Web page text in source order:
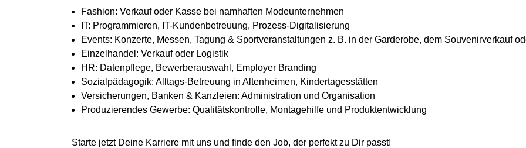
Fashion: Verkauf oder Kasse bei namhaften Modeunternehmen
IT: Programmieren, IT-Kundenbetreuung, Prozess-Digitalisierung
Events: Konzerte, Messen, Tagung & Sportveranstaltungen z. B. in der Garderobe, dem Souvenirverkauf
Einzelhandel: Verkauf oder Logistik
HR: Datenpflege, Bewerberauswahl, Employer Branding
Sozialpädagogik: Alltags-Betreuung in Altenheimen, Kindertagesstätten
Versicherungen, Banken & Kanzleien: Administration und Organisation
Produzierendes Gewerbe: Qualitätskontrolle, Montagehilfe und Produktentwicklung
Starte jetzt Deine Karrieremit uns und finde den Job, der perfekt zu Dir passt!